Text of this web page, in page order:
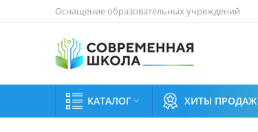
Оснащение образовательных учреждений
КАТАЛОГ  ХИТЫ ПРОДАЖ